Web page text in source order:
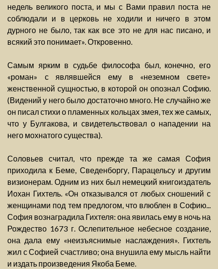
недель великого поста, и мы с Вами правил поста не
соблюдали и в церковь не ходили и ничего в этом
дурного не было, так как все это не для нас писано, и
всякий это понимает». Откровенно.
Самым ярким в судьбе философа был, конечно, его
«роман» с являвшейся ему в «неземном свете»
женственной сущностью, в которой он опознал Софию.
(Видений у него было достаточно много. Не случайно же
он писал стихи о пламенных кольцах змея, тех же самых,
что у Булгакова, и свидетельствовал о нападении на
него мохнатого существа).
Соловьев считал, что прежде та же самая София
приходила к Беме, Сведенборгу, Парацельсу и другим
визионерам. Одним из них был немецкий книгоиздатель
Иохан Гихтель. «Он отказывался от любых сношений с
женщинами под тем предлогом, что влюблен в Софию...
София вознаградила Гихтеля: она явилась ему в ночь на
Рождество 1673 г. Ослепительное небесное создание,
она дала ему «неизъяснимые наслаждения». Гихтель
жил с Софией счастливо; она внушила ему мысль найти
и издать произведения Якоба Беме.